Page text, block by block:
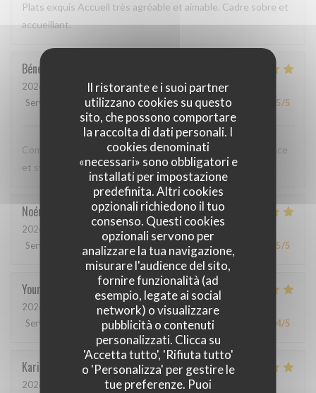
Il ristorante e i suoi partner
utilizzano cookies su questo
sito, che possono comportare
la raccolta di dati personali. I
cookies denominati
«necessari» sono obbligatori e
installati per impostazione
predefinita. Altri cookies
opzionali richiedono il tuo
consenso. Questi cookies
opzionali servono per
analizzare la tua navigazione,
misurare l'audience del sito,
fornire funzionalità (ad
esempio, legate ai social
network) o visualizzare
pubblicità o contenuti
personalizzati. Clicca su
'Accetta tutto', 'Rifiuta tutto'
o 'Personalizza' per gestire le
tue preferenze. Puoi
Plats exquis Accueil très agréable et aimable. Cadre sobre et
accueillant.
Bénédicte
2026-05-12
- 20:00 - Ospiti 3
Servizio
Atmosfera:5 /5 Cucina :5/5 Qualità / Prezzo 5/5
Comme toujours, cuisine excellente, service discret, efficace
et sympathique. Merci beaucoup !
Noémie
2026-05-06
- 13:00 - Ospiti 2
Servizio
Atmosfera /5 Cucina 5 /5 Qualità / Prezzo 5/5
Youri
2026-04-22
- 12:00 - Ospiti 2
Servizio
Atmosfera: 4/5 Cucina: 5/5 Qualità / Prezzo 4/5
Karin
2026-05-01
- 19:15 - Ospiti 3